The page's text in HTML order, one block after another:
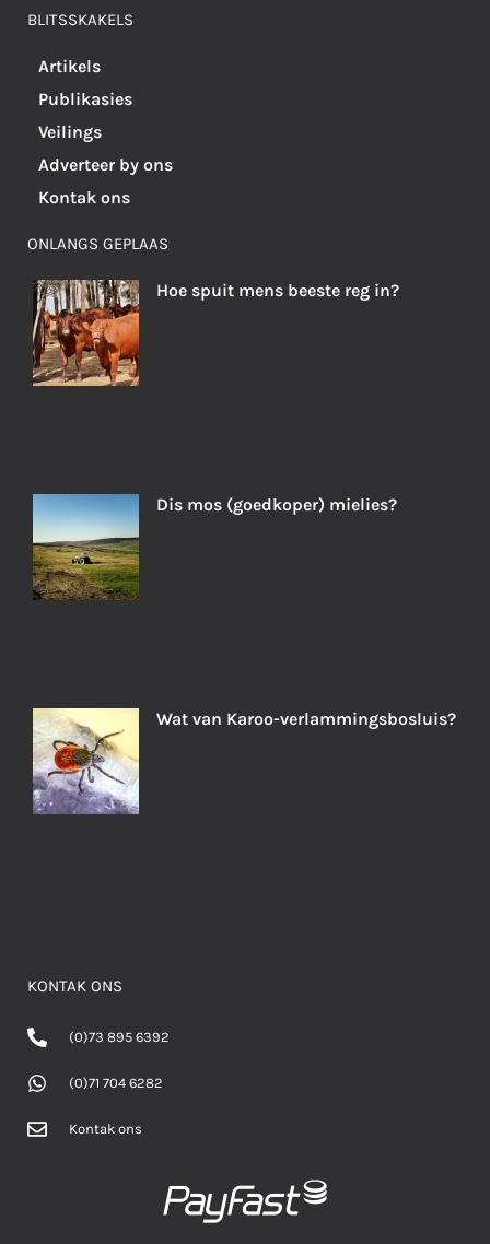
BLITSSKAKELS
Artikels
Publikasies
Veilings
Adverteer by ons
Kontak ons
ONLANGS GEPLAAS
Hoe spuit mens beeste reg in?
Dis mos (goedkoper) mielies?
Wat van Karoo-verlammingsbosluis?
KONTAK ONS
(0)73 895 6392
(0)71 704 6282
Kontak ons